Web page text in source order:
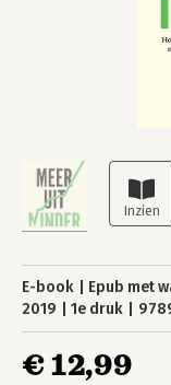
E-book Epub met
2019
1e druk
€ 12,99